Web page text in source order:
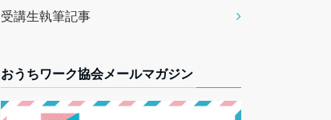
受講生執筆記事
おうちワーク協会メールマガジン